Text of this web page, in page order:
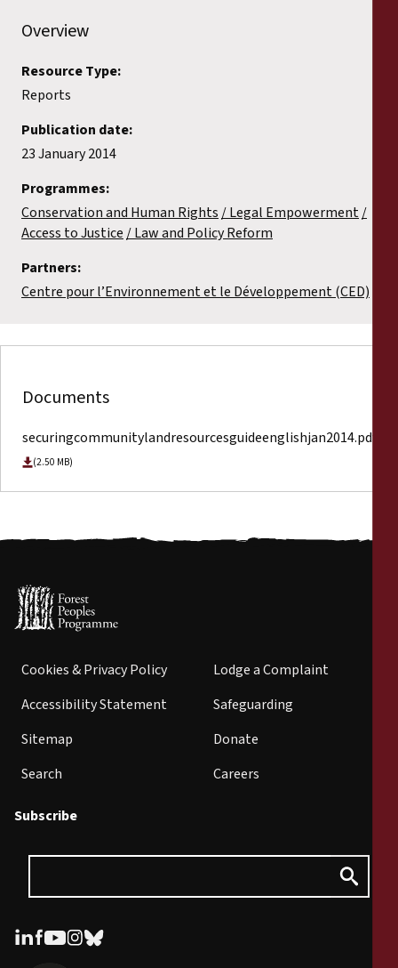
Overview
Resource Type:
Reports
Publication date:
23 January 2014
Programmes:
Conservation and Human Rights
Legal Empowerment
Access to Justice
Law and Policy Reform
Partners:
Centre pour l’Environnement et le Développement (CED)
Documents
securingcommunitylandresourcesguideenglishjan2014.pdf
(2.50 MB)
Cookies & Privacy Policy
Accessibility Statement
Sitemap
Search
Lodge a Complaint
Safeguarding
Donate
Careers
Subscribe